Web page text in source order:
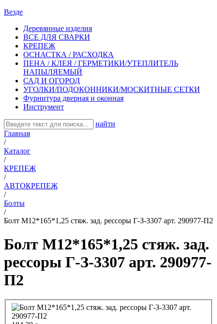
Везде
Деревянные изделия
ВСЕ ДЛЯ СВАРКИ
КРЕПЕЖ
ОСНАСТКА / РАСХОДКА
ПЕНА / КЛЕЯ / ГЕРМЕТИКИ/УТЕПЛИТЕЛЬ
НАПЫЛЯЕМЫЙ
САД И ОГОРОД
УГОЛКИ/ПОДОКОННИКИ/МОСКИТНЫЕ СЕТКИ
Фурнитура дверная и оконная
Инструмент
найти
Главная
/
Каталог
/
КРЕПЕЖ
/
АВТОКРЕПЕЖ
/
Болты
/
Болт М12*165*1,25 стяж. зад. рессоры Г-З-3307 арт. 290977-П2
Болт М12*165*1,25 стяж. зад.
рессоры Г-З-3307 арт. 290977-
П2